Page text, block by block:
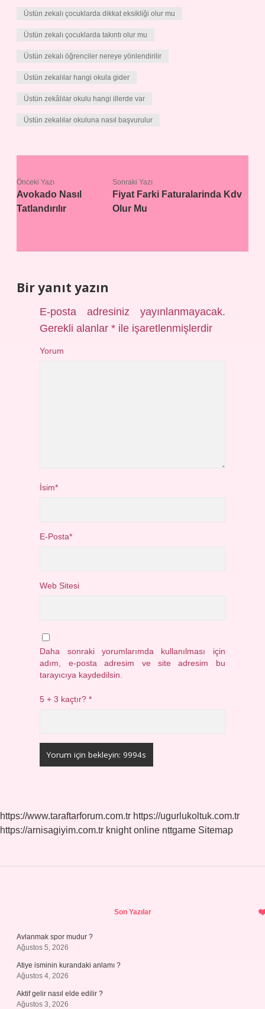
Üstün zekalı çocuklarda dikkat eksikliği olur mu
Üstün zekalı çocuklarda takıntı olur mu
Üstün zekalı öğrenciler nereye yönlendirilir
Üstün zekalılar hangi okula gider
Üstün zekâlılar okulu hangi illerde var
Üstün zekalılar okuluna nasıl başvurulur
Önceki Yazı
Avokado Nasıl
Tatlandırılır
Sonraki Yazı
Fiyat Farki Faturalarinda Kdv
Olur Mu
Bir yanıt yazın
E-posta adresiniz yayınlanmayacak.
Gerekli alanlar* ile işaretlenmişlerdir
Yorum
İsim*
E-Posta*
Web Sitesi
Daha sonraki yorumlarımda kullanılması için
adım, e-posta adresim ve site adresim bu
tarayıcıya kaydedilsin.
5 + 3 kaçtır?*
https://www.taraftarforum.com.tr https://ugurlukoltuk.com.tr
https://arnisagiyim.com.tr knight online nttgame Sitemap
Son Yazılar
Avlanmak spor mudur ?
Ağustos 5, 2026
Atiye isminin kurandaki anlamı ?
Ağustos 4, 2026
Aktif gelir nasıl elde edilir ?
Ağustos 3, 2026